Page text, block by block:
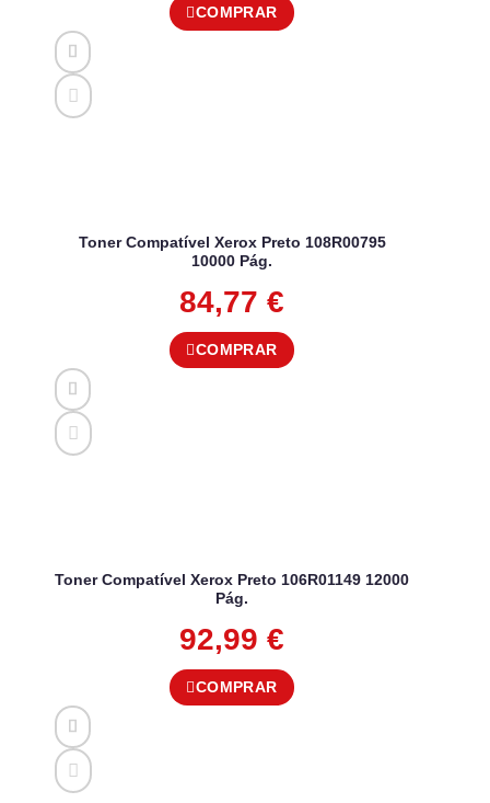
COMPRAR
Toner Compatível Xerox Preto 108R00795
10000 Pág.
84,77 €
COMPRAR
Toner Compatível Xerox Preto 106R01149 12000
Pág.
92,99 €
COMPRAR